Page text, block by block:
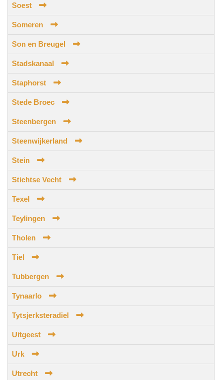
Soest
Someren
Son en Breugel
Stadskanaal
Staphorst
Stede Broec
Steenbergen
Steenwijkerland
Stein
Stichtse Vecht
Texel
Teylingen
Tholen
Tiel
Tubbergen
Tynaarlo
Tytsjerksteradiel
Uitgeest
Urk
Utrecht